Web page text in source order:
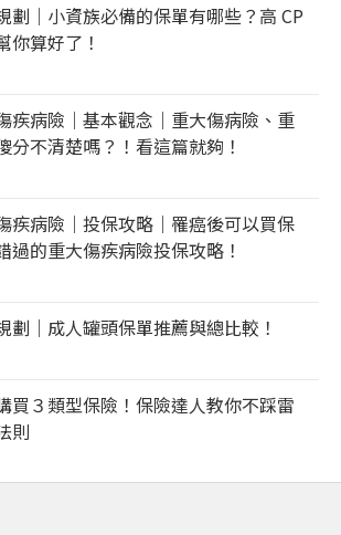
劃｜小資族必備的保單有哪些？高 CP
你算好了！
疾病險｜基本觀念｜重大傷病險、重
分不清楚嗎？！看這篇就夠！
疾病險｜投保攻略｜罹癌後可以買保
過的重大傷疾病險投保攻略！
劃｜成人罐頭保單推薦與總比較！
買３類型保險！保險達人教你不踩雷
則